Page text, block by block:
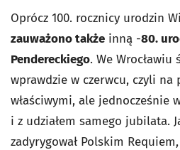
Oprócz 100. rocznicy urodzin
zauważono także inną -80.
Pendereckiego. We
wprawdzie w czerwcu, czyli na
właściwymi, ale jednocześnie
i z udziałem samego jubilata.
zadyrygował Polskim